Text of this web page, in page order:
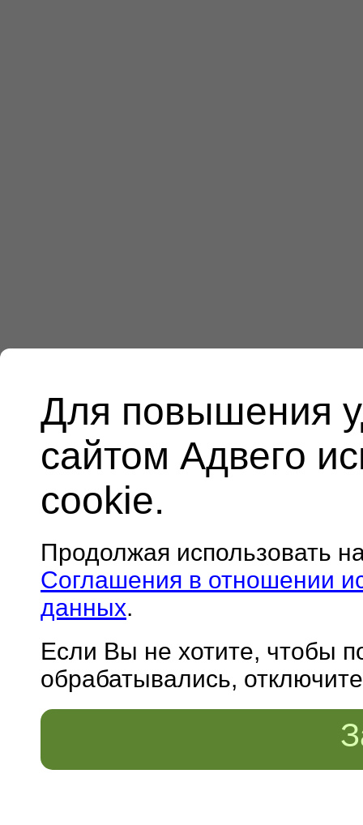
Для повышения
сайтом Адвего
cookie.
Продолжая использовать
Соглашения в отношении
данных.
Если Вы не хотите, чтобы
обрабатывались,